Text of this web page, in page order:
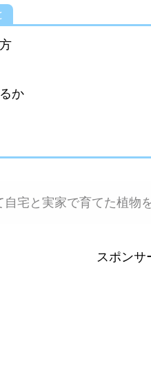
か
宅と実家で育てた植物
スポンサ